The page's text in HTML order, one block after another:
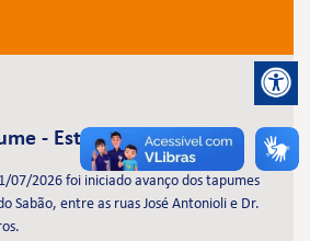
- Estação Brasilândia
07/2026 foi iniciado avanço dos tapumes
Sabão, entre as ruas José Antonioli e Dr.